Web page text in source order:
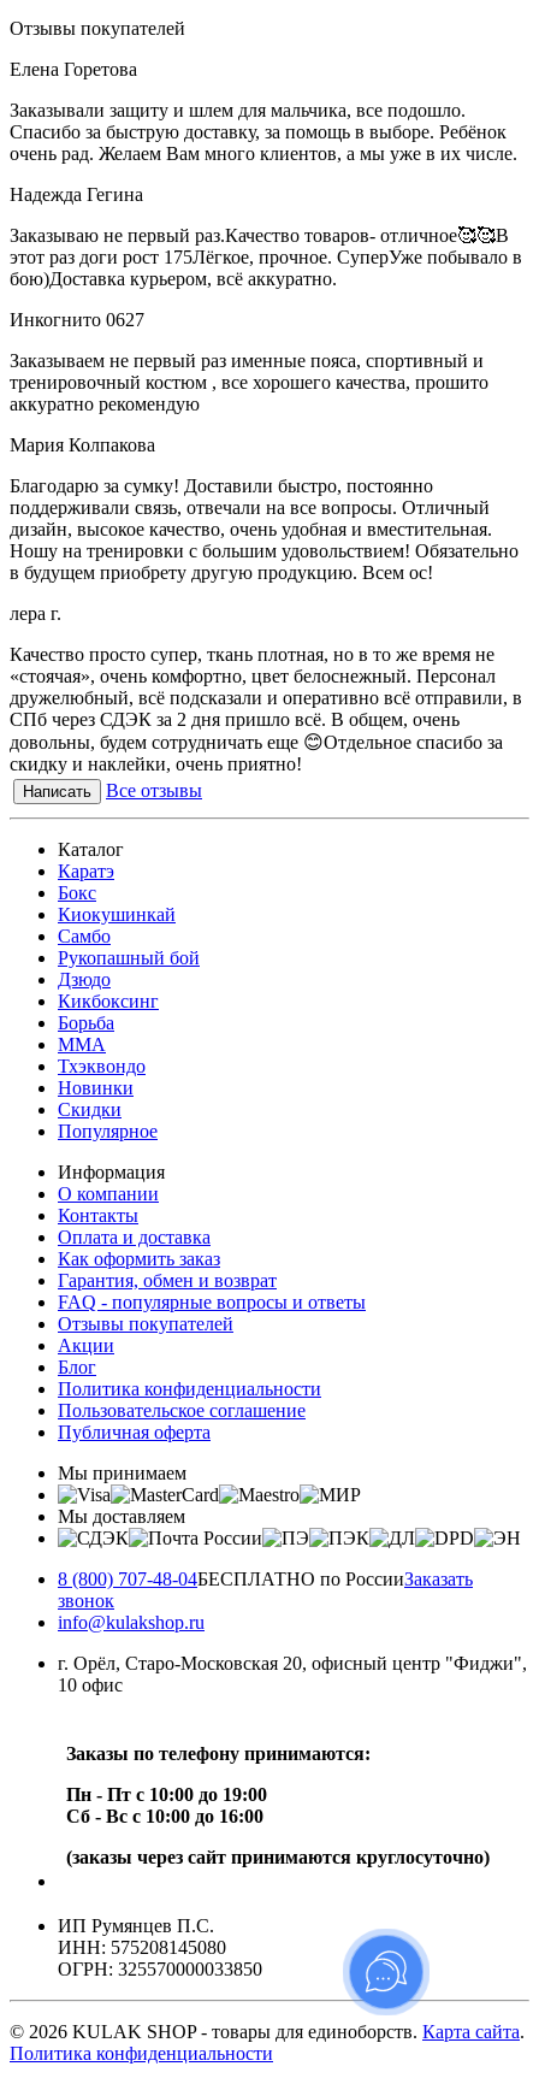
Отзывы покупателей
Елена Горетова
Заказывали защиту и шлем для мальчика, все подошло.
Спасибо за быструю доставку, за помощь в выборе. Ребёнок
очень рад. Желаем Вам много клиентов, а мы уже в их числе.
Надежда Гегина
Заказываю не первый раз.Качество товаров- отличное🥰🥰В
этот раз доги рост 175Лёгкое, прочное. СуперУже побывало в
бою)Доставка курьером, всё аккуратно.
Инкогнито 0627
Заказываем не первый раз именные пояса, спортивный и
тренировочный костюм , все хорошего качества, прошито
аккуратно рекомендую
Мария Колпакова
Благодарю за сумку! Доставили быстро, постоянно
поддерживали связь, отвечали на все вопросы. Отличный
дизайн, высокое качество, очень удобная и вместительная.
Ношу на тренировки с большим удовольствием! Обязательно
в будущем приобрету другую продукцию. Всем ос!
лера г.
Качество просто супер, ткань плотная, но в то же время не
«стоячая», очень комфортно, цвет белоснежный. Персонал
дружелюбный, всё подсказали и оперативно всё отправили, в
СПб через СДЭК за 2 дня пришло всё. В общем, очень
довольны, будем сотрудничать еще 😊Отдельное спасибо за
скидку и наклейки, очень приятно!
Написать Все отзывы
Каталог
Каратэ
Бокс
Киокушинкай
Самбо
Рукопашный бой
Дзюдо
Кикбоксинг
Борьба
MMA
Тхэквондо
Новинки
Скидки
Популярное
Информация
О компании
Контакты
Оплата и доставка
Как оформить заказ
Гарантия, обмен и возврат
FAQ - популярные вопросы и ответы
Отзывы покупателей
Акции
Блог
Политика конфиденциальности
Пользовательское соглашение
Публичная оферта
Мы принимаем
Мы доставляем
8 (800) 707-48-04БЕСПЛАТНО по РоссииЗаказать
звонок
info@kulakshop.ru
г. Орёл, Старо-Московская 20, офисный центр "Фиджи",
10 офис
Заказы по телефону принимаются:
Пн - Пт с 10:00 до 19:00
Сб - Вс с 10:00 до 16:00
(заказы через сайт принимаются круглосуточно)
ИП Румянцев П.С.
ИНН: 575208145080
ОГРН: 325570000033850
© 2026 KULAK SHOP - товары для единоборств. Карта сайта.
Политика конфиденциальности